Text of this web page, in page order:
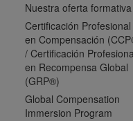
Nuestra oferta formativa
Certificación Profesional
en Compensación
/ Certificación
en Recompensa Global
(GRP®)
Global Compensation
Immersion Program